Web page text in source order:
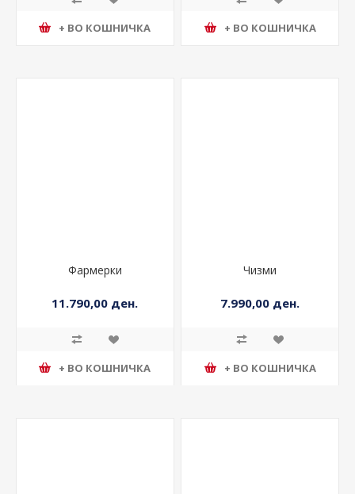
+ ВО КОШНИЧКА + ВО КОШНИЧКА
Фармерки
11.790,00 ден.
+ ВО КОШНИЧКА
Чизми
7.990,00 ден.
+ ВО КОШНИЧКА